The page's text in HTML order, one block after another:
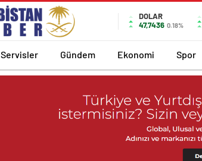
DOLAR
47,7436 0.18%
Servisler Gündem Ekonomi Spor